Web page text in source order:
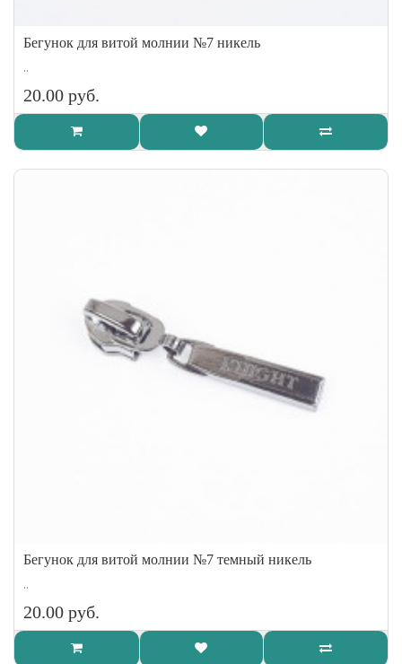
Бегунок для витой молнии №7 никель
..
20.00 руб.
Бегунок для витой молнии №7 темный никель
..
20.00 руб.